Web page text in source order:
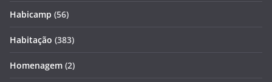
Habicamp (56)
Habitação (383)
Homenagem (2)